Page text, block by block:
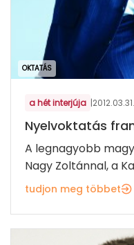
OKTATÁS
a hét interjúja |2012.03.31.
Nyelvoktatás
A legnagyobb
Nagy Zoltánnal, a
tudjon meg többet